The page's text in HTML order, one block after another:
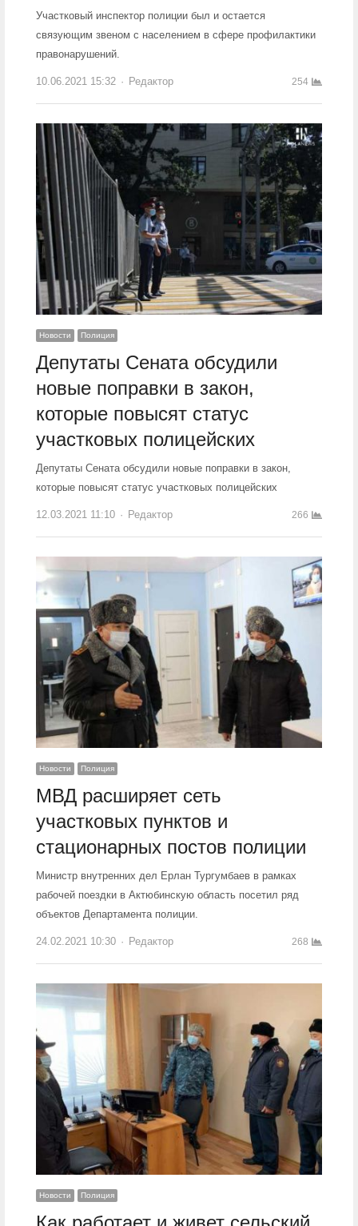
Участковый инспектор полиции был и остается
связующим звеном с населением в сфере профилактики
правонарушений.
10.06.2021 15:32 Author
Редактор 254
Новости Полиция
Депутаты Сената обсудили
новые поправки в закон,
которые повысят статус
участковых полицейских
Депутаты Сената обсудили новые поправки в закон,
которые повысят статус участковых полицейских
12.03.2021 11:10 Author
Редактор 266
Новости Полиция
МВД расширяет сеть
участковых пунктов и
стационарных постов полиции
Министр внутренних дел Ерлан Тургумбаев в рамках
рабочей поездки в Актюбинскую область посетил ряд
объектов Департамента полиции.
24.02.2021 10:30 Author
Редактор 268
Новости Полиция